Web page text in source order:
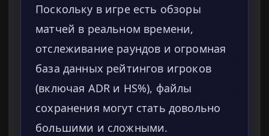
Поскольку в игре есть обзоры
матчей в реальном времени,
отслеживание раундов и огромная
база данных рейтингов игроков
(включая ADR и HS%), файлы
сохранения могут стать довольно
большими и сложными.